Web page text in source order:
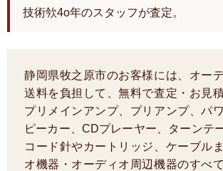
技術欦4o年のスタッフが査定。
静岡県牧之原市のお客様には、オー
送料を負担して、無料で査定・お見
プリメインアンプ、プリアンプ、パ
ピーカー、CDプレーヤー、ターンテ
コード針やカートリッジ、ケーブル
オ機器・オーディオ周辺機器のすべ